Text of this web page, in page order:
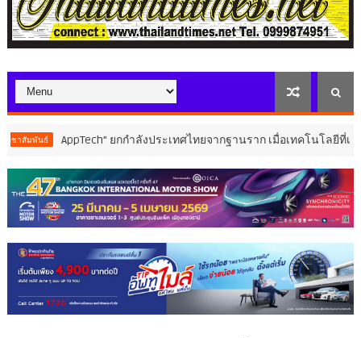
AppTech”​ ยกกำลังประเทศไทยจากฐานราก เมื่อเทคโนโลยีที่เหมาะส